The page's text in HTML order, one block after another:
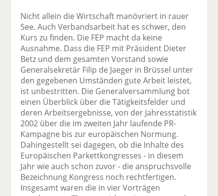
Nicht allein die Wirtschaft manövriert in rauer
See. Auch Verbandsarbeit hat es schwer, den
Kurs zu finden. Die FEP macht da keine
Ausnahme. Dass die FEP mit Präsident Dieter
Betz und dem gesamten Vorstand sowie
Generalsekretär Filip de Jaeger in Brüssel unter
den gegebenen Umständen gute Arbeit leistet,
ist unbestritten. Die Generalversammlung bot
einen Überblick über die Tätigkeitsfelder und
deren Arbeitsergebnisse, von der Jahresstatistik
2002 über die im zweiten Jahr laufende PR-
Kampagne bis zur europäischen Normung.
Dahingestellt sei dagegen, ob die Inhalte des
Europäischen Parkettkongresses - in diesem
Jahr wie auch schon zuvor - die anspruchsvolle
Bezeichnung Kongress noch rechtfertigen.
Insgesamt waren die in vier Vorträgen